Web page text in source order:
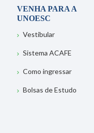
VENHA PARA A
UNOESC
Vestibular
Sistema ACAFE
Como ingressar
Bolsas de Estudo